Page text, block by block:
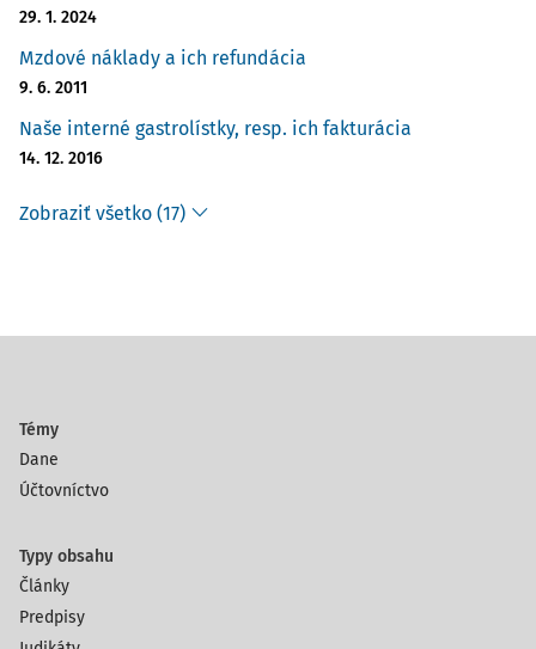
29. 1. 2024
Mzdové náklady a ich refundácia
9. 6. 2011
Naše interné gastrolístky, resp. ich fakturácia
14. 12. 2016
Zobraziť všetko (17)
Témy
Dane
Účtovníctvo
Typy obsahu
Články
Predpisy